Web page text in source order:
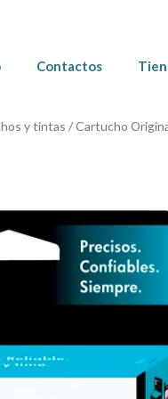
Contactos
y tintas / Cartucho